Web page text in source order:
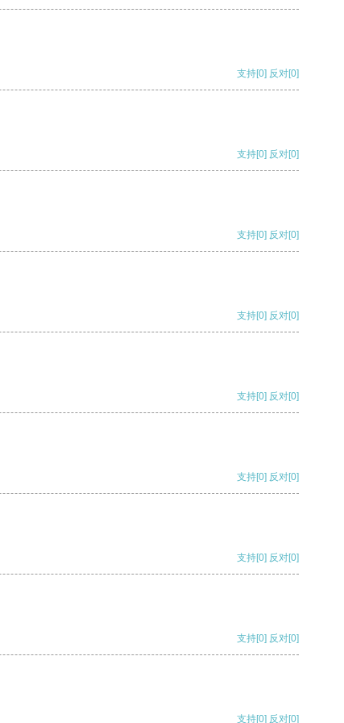
支持[0] 反对[0]
支持[0] 反对[0]
支持[0] 反对[0]
支持[0] 反对[0]
支持[0] 反对[0]
支持[0] 反对[0]
支持[0] 反对[0]
支持[0] 反对[0]
支持[0] 反对[0]